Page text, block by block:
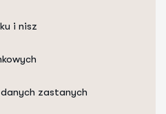
i nisz
zastanych